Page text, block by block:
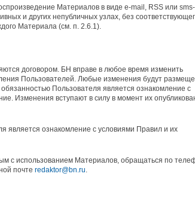
Материалов в виде e-mail, RSS или sms-
и других непубличных узлах, без
Материала (см. п. 2.6.1).
договором. БН вправе в любое время изменить
Пользователей. Любые изменения будут
Пользователя является ознакомление с
Изменения вступают в силу в момент их
является ознакомление с условиями Правил и их
с использованием Материалов, обращаться по
почте redaktor@bn.ru.